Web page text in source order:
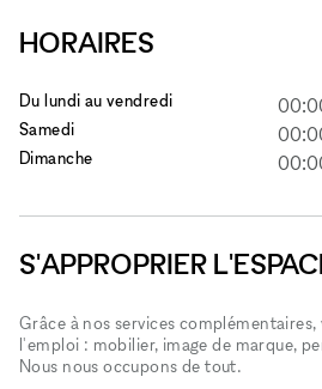
HORAIRES
Du lundi au vendredi
Samedi
Dimanche
S'APPROPRIER
Grâce à nos services
l'emploi : mobilier, image de marque,
Nous nous occupons de tout.